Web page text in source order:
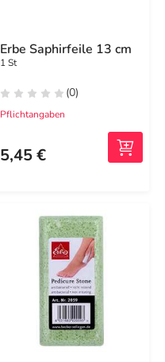
Erbe Saphirfeile 13 cm
1 St
(0)
Pflichtangaben
5,45 €